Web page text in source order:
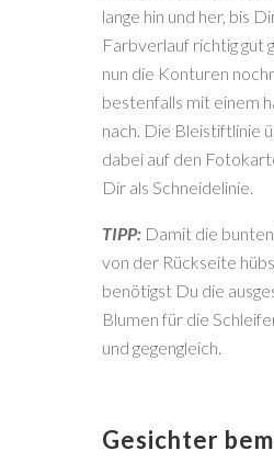
lange hin und her, bis
Farbverlauf richtig gut
nun die Konturen
bestenfalls mit einem
nach. Die Bleistiftlinie
dabei auf den
Dir als Schneidelinie.
TIPP:Damit die
von der Rückseite
benötigst Du die
Blumen für die
und gegengleich.
Gesichter